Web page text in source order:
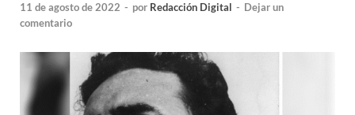
11 de agosto de 2022 - por Redacción Digital - Dejar un
comentario